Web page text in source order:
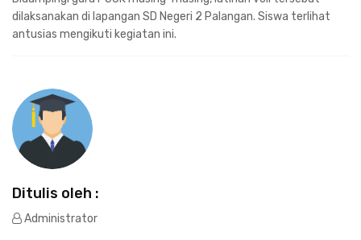
dilaksanakan di lapangan SD Negeri 2 Palangan. Siswa terlihat
antusias mengikuti kegiatan ini.
Ditulis oleh :
Administrator